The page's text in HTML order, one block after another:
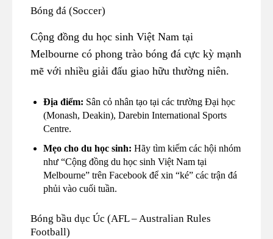
Bóng đá (Soccer)
Cộng đồng du học sinh Việt Nam tại
Melbourne có phong trào bóng đá cực kỳ mạnh
mẽ với nhiều giải đấu giao hữu thường niên.
Địa điểm: Sân cỏ nhân tạo tại các trường Đại học
(Monash, Deakin), Darebin International Sports
Centre.
Mẹo cho du học sinh: Hãy tìm kiếm các hội nhóm
như “Cộng đồng du học sinh Việt Nam tại
Melbourne” trên Facebook để xin “ké” các trận đá
phủi vào cuối tuần.
Bóng bầu dục Úc (AFL – Australian Rules
Football)